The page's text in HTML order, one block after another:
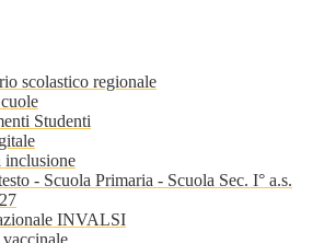
scolastico regionale
Studenti
inclusione
- Scuola Primaria - Scuola Sec. I° a.s.
INVALSI